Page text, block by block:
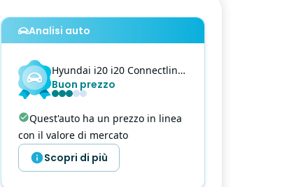
Analisi auto
Hyundai i20 i20 Connectlin - 1.2 MPI 79cv Connectline MT
Buon prezzo
Quest'auto ha un prezzo in linea
con il valore di mercato
Scopri di più